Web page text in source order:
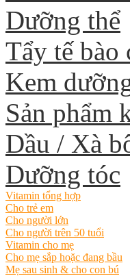
Dưỡng thể
Tẩy tế bào
Kem
Sản phẩm
Dầu / Xà
Dưỡng tóc
Vitamin tổng hợp
Cho trẻ em
Cho người lớn
Cho người trên 50 tuổi
Vitamin cho mẹ
Cho mẹ sắp hoặc đang bầu
Mẹ sau sinh & cho con bú